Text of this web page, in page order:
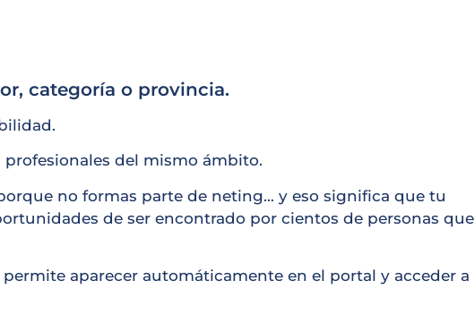
categoría o provincia.
del mismo ámbito.
no formas parte de neting… y eso significa que tu
de ser encontrado por cientos de personas que
aparecer automáticamente en el portal y acceder a